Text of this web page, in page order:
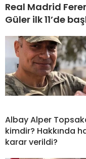
Real Madrid
Güler ilk 11’de
Albay Alper
kimdir? Hakkında
karar verildi?